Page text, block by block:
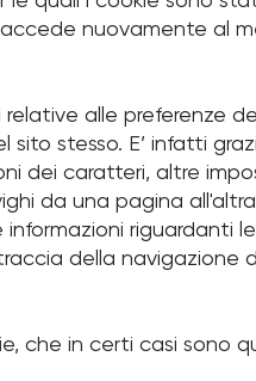
nuovamente al
alle preferenze
stesso. E’ infatti
dei caratteri, altre
da una pagina
informazioni
della navigazione
che in certi casi sono